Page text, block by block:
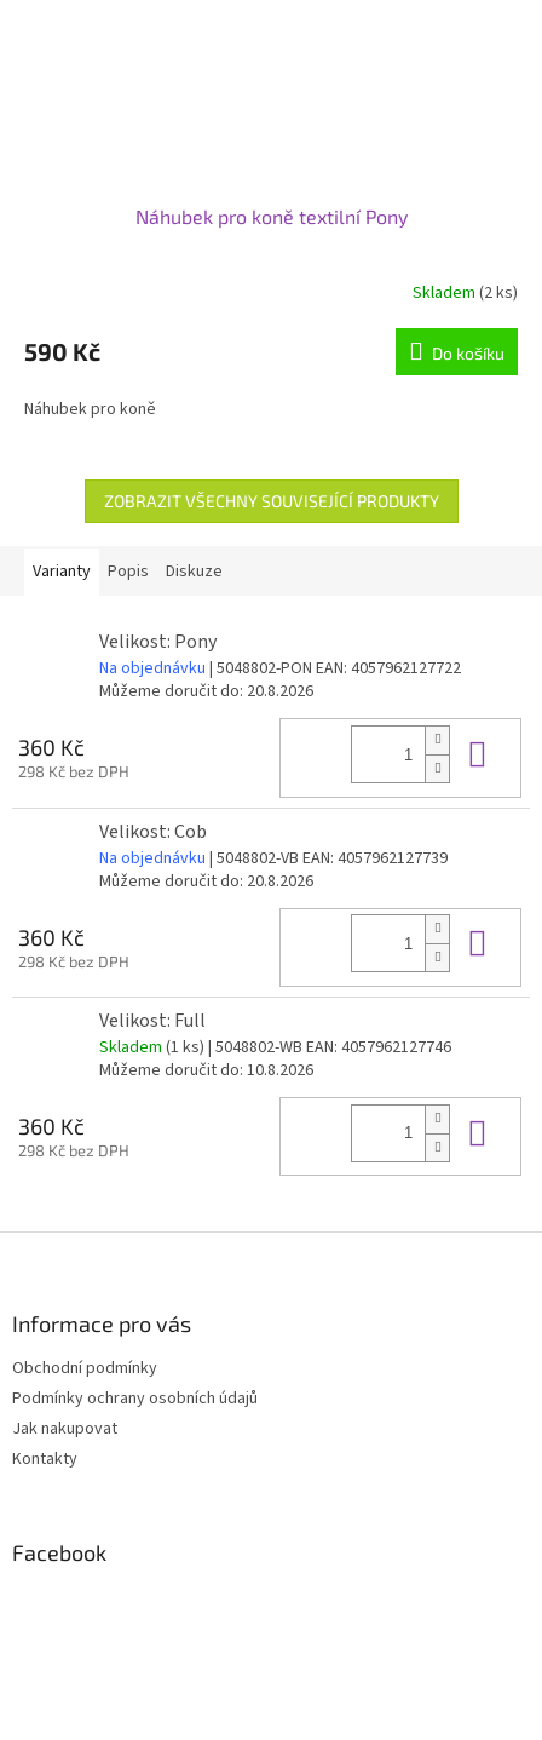
Náhubek pro koně textilní Pony
Skladem (2 ks)
590 Kč Do košíku
Náhubek pro koně
ZOBRAZIT VŠECHNY SOUVISEJÍCÍ PRODUKTY
Varianty Popis Diskuze
Velikost: Pony
Na objednávku | 5048802-PON EAN: 4057962127722
Můžeme doručit do: 20.8.2026
360 Kč
298 Kč bez DPH
Velikost: Cob
Na objednávku | 5048802-VB EAN: 4057962127739
Můžeme doručit do: 20.8.2026
360 Kč
298 Kč bez DPH
Velikost: Full
Skladem (1 ks) | 5048802-WB EAN: 4057962127746
Můžeme doručit do: 10.8.2026
360 Kč
298 Kč bez DPH
Informace pro vás
Obchodní podmínky
Podmínky ochrany osobních údajů
Jak nakupovat
Kontakty
Facebook